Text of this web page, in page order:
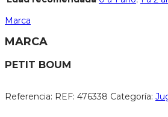
Marca
MARCA
PETIT BOUM
Referencia: REF: 476338 Categoría: